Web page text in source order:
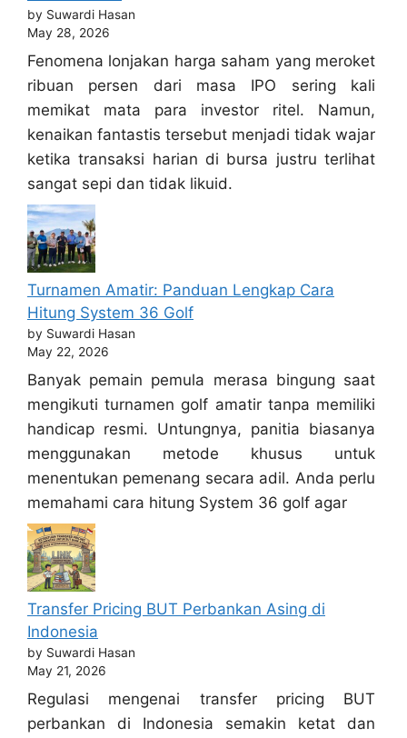
by Suwardi Hasan
May 28, 2026
Fenomena lonjakan harga saham yang meroket
ribuan persen dari masa IPO sering kali
memikat mata para investor ritel. Namun,
kenaikan fantastis tersebut menjadi tidak wajar
ketika transaksi harian di bursa justru terlihat
sangat sepi dan tidak likuid.
Turnamen Amatir: Panduan Lengkap Cara
Hitung System 36 Golf
by Suwardi Hasan
May 22, 2026
Banyak pemain pemula merasa bingung saat
mengikuti turnamen golf amatir tanpa memiliki
handicap resmi. Untungnya, panitia biasanya
menggunakan metode khusus untuk
menentukan pemenang secara adil. Anda perlu
memahami cara hitung System 36 golf agar
Transfer Pricing BUT Perbankan Asing di
Indonesia
by Suwardi Hasan
May 21, 2026
Regulasi mengenai transfer pricing BUT
perbankan di Indonesia semakin ketat dan